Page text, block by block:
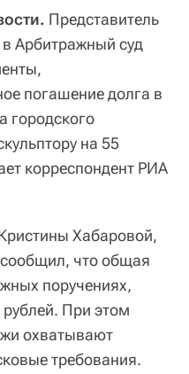
Представитель
Арбитражный суд
погашение долга в
городского
на 55
корреспондент РИА
Хабаровой,
сообщил, что общая
поручениях,
При этом
охватывают
требования.